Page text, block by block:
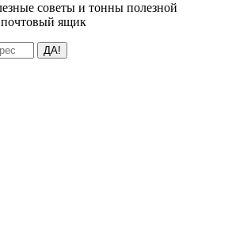
советы и тонны полезной
ящик
ДА!